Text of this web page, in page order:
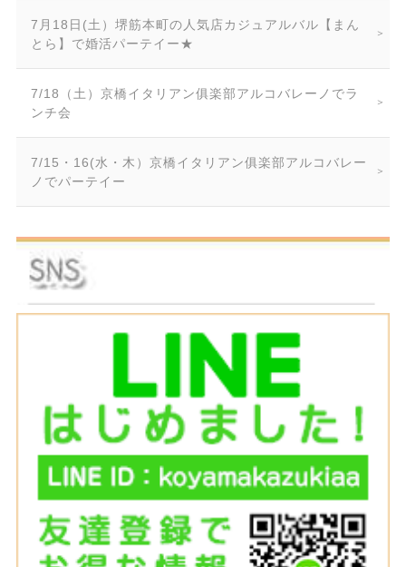
7月18日(土）堺筋本町の人気店カジュアルバル【まん
とら】で婚活パーテイー★
7/18（土）京橋イタリアン俱楽部アルコバレーノでラ
ンチ会
7/15・16(水・木）京橋イタリアン俱楽部アルコバレー
ノでパーテイー